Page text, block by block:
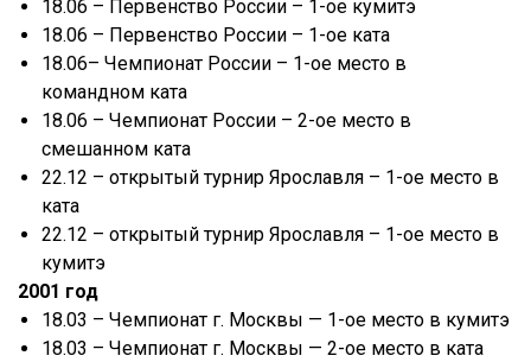
18.06 – Первенство России – 1-ое кумитэ
18.06 – Первенство России – 1-ое ката
18.06– Чемпионат России – 1-ое место в
командном ката
18.06 – Чемпионат России – 2-ое место в
смешанном ката
22.12 – открытый турнир Ярославля – 1-ое место в
ката
22.12 – открытый турнир Ярославля – 1-ое место в
кумитэ
2001 год
18.03 – Чемпионат г. Москвы — 1-ое место в кумитэ
18.03 – Чемпионат г. Москвы — 2-ое место в ката